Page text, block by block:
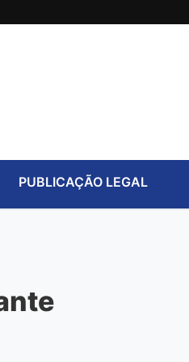
PUBLICAÇÃO LEGAL